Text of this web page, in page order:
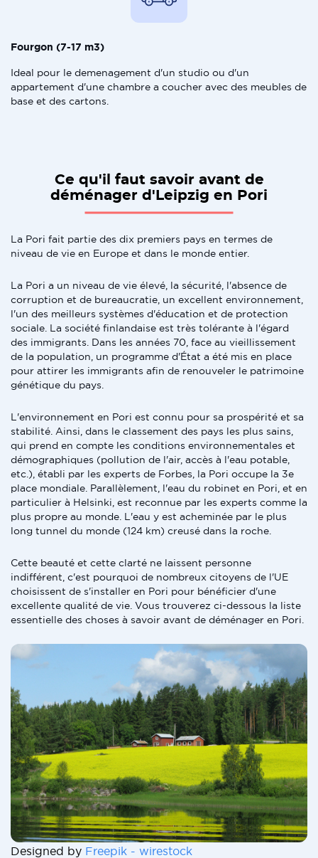
Fourgon (7-17 m3)
Ideal pour le demenagement d'un studio ou d'un
appartement d'une chambre a coucher avec des meubles de
base et des cartons.
Ce qu'il faut savoir avant de
déménager d'Leipzig en Pori
La Pori fait partie des dix premiers pays en termes de
niveau de vie en Europe et dans le monde entier.
La Pori a un niveau de vie élevé, la sécurité, l'absence de
corruption et de bureaucratie, un excellent environnement,
l'un des meilleurs systèmes d'éducation et de protection
sociale. La société finlandaise est très tolérante à l'égard
des immigrants. Dans les années 70, face au vieillissement
de la population, un programme d'État a été mis en place
pour attirer les immigrants afin de renouveler le patrimoine
génétique du pays.
L'environnement en Pori est connu pour sa prospérité et sa
stabilité. Ainsi, dans le classement des pays les plus sains,
qui prend en compte les conditions environnementales et
démographiques (pollution de l'air, accès à l'eau potable,
etc.), établi par les experts de Forbes, la Pori occupe la 3e
place mondiale. Parallèlement, l'eau du robinet en Pori, et en
particulier à Helsinki, est reconnue par les experts comme la
plus propre au monde. L'eau y est acheminée par le plus
long tunnel du monde (124 km) creusé dans la roche.
Cette beauté et cette clarté ne laissent personne
indifférent, c'est pourquoi de nombreux citoyens de l'UE
choisissent de s'installer en Pori pour bénéficier d'une
excellente qualité de vie. Vous trouverez ci-dessous la liste
essentielle des choses à savoir avant de déménager en Pori.
Designed by Freepik - wirestock